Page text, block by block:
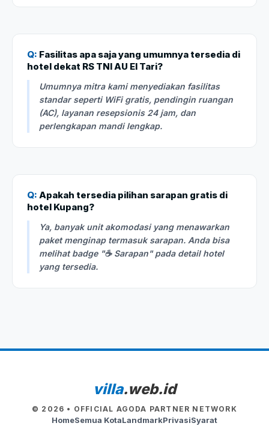
Q: Fasilitas apa saja yang umumnya tersedia di
hotel dekat RS TNI AU El Tari?
Umumnya mitra kami menyediakan fasilitas
standar seperti WiFi gratis, pendingin ruangan
(AC), layanan resepsionis 24 jam, dan
perlengkapan mandi lengkap.
Q: Apakah tersedia pilihan sarapan gratis di
hotel Kupang?
Ya, banyak unit akomodasi yang menawarkan
paket menginap termasuk sarapan. Anda bisa
melihat badge "☕ Sarapan" pada detail hotel
yang tersedia.
villa.web.id
© 2026 • OFFICIAL AGODA PARTNER NETWORK
HomeSemua KotaLandmarkPrivasiSyarat